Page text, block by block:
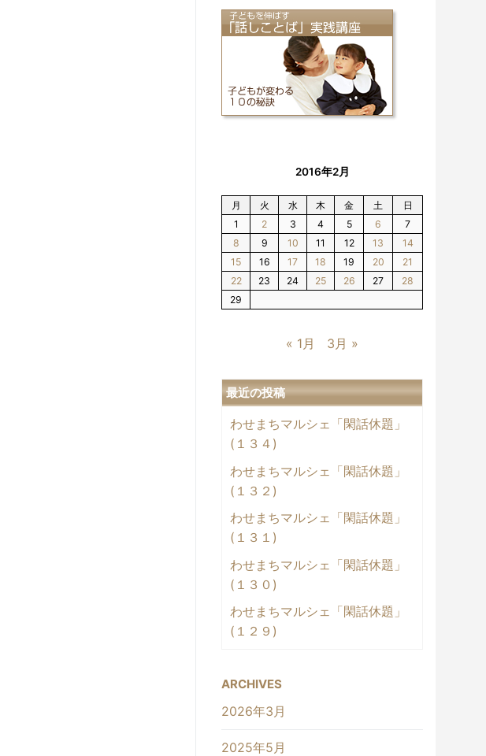
2016年2月
月 火 水 木 金 土
日
1
2 3 4 5 6
7
8
9 10 11 12 13
14
15
16 17 18 19 20
21
22
23 24 25 26 27
28
29
« 1月 3月 »
最近の投稿
わせまちマルシェ「閑話休題」
(１３４)
わせまちマルシェ「閑話休題」
(１３２)
わせまちマルシェ「閑話休題」
(１３１)
わせまちマルシェ「閑話休題」
(１３０)
わせまちマルシェ「閑話休題」
(１２９)
ARCHIVES
2026年3月
2025年5月